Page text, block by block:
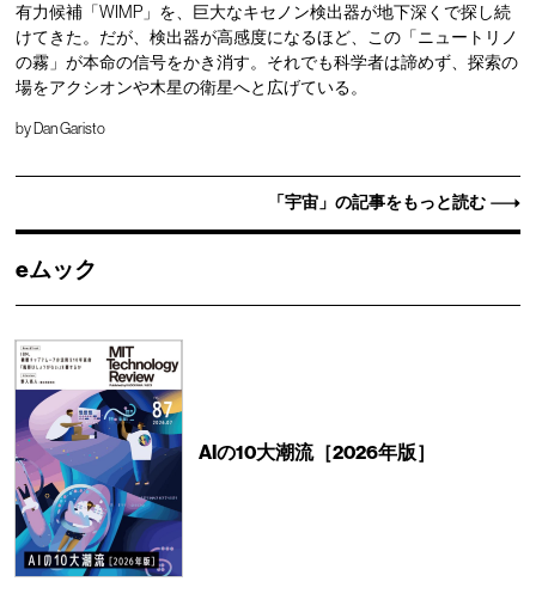
有力候補「WIMP」を、巨大なキセノン検出器が地下深くで探し続
けてきた。だが、検出器が高感度になるほど、この「ニュートリノ
の霧」が本命の信号をかき消す。それでも科学者は諦めず、探索の
場をアクシオンや木星の衛星へと広げている。
by Dan Garisto
「宇宙」の記事をもっと読む
eムック
AIの10大潮流［2026年版］